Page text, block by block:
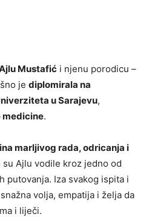
Mustafić i njenu porodicu –
je diplomirala na
u Sarajevu,
.
marljivog rada, odricanja i
su Ajlu vodile kroz jedno od
putovanja. Iza svakog ispita i
volja, empatija i želja da
i liječi.